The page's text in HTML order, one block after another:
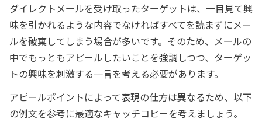
ダイレクトメールを受け取ったターゲットは、一目見て興
味を引かれるような内容でなければすべてを読まずにメー
ルを破棄してしまう場合が多いです。そのため、メールの
中でもっともアピールしたいことを強調しつつ、ターゲッ
トの興味を刺激する一言を考える必要があります。
アピールポイントによって表現の仕方は異なるため、以下
の例文を参考に最適なキャッチコピーを考えましょう。